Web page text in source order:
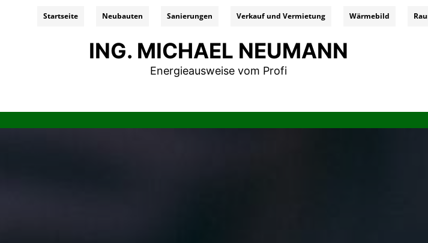
Startseite Neubauten Sanierungen Verkauf und Vermietung Wärmebild
ING. MICHAEL NEUMANN
Energieausweise vom Profi